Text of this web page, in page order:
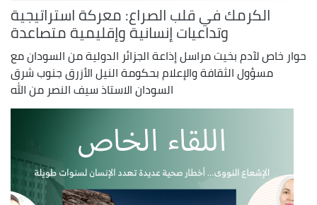
الكرمك في قلب الصراع: معركة استراتيجية
وتداعيات إنسانية وإقليمية متصاعدة
حوار خاص لآدم بخيت مراسل إذاعة الجزائر الدولية من السودان مع
مسؤول الثقافة والإعلام بحكومة النيل الأزرق جنوب شرق
السودان الاستاذ سيف النصر من الله